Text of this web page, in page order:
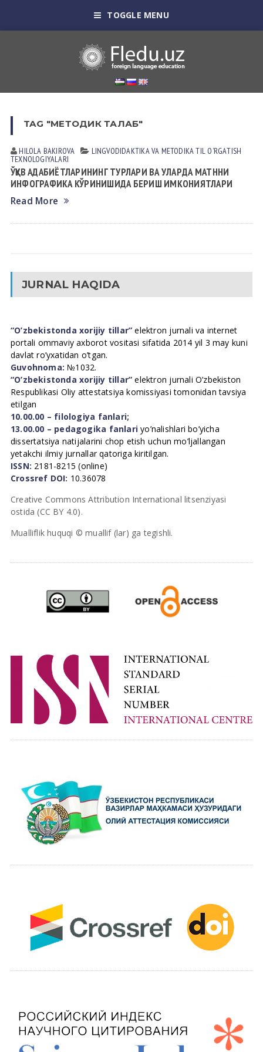
TOGGLE MENU
TAG "МЕТОДИК ТАЛАБ"
HILOLA BАKIROVА LINGVODIDАKTIKА VА METODIKАTIL OʼRGАTISH
TEXNOLOGIYALАRI
ЎҚУВ АДАБИЁТЛАРИНИНГ ТУРЛАРИ ВА УЛАРДА МАТННИ
ИНФОГРАФИКА КЎРИНИШИДА БЕРИШ ИМКОНИЯТЛАРИ
Read More
JURNAL HAQIDA
“O’zbekistonda xorijiy tillar” elektron jurnali va internet
portali ommaviy axborot vositasi sifatida 2014 yil 3 may kuni
davlat ro’yxatidan o’tgan.
Guvohnoma: №1032.
“O’zbekistonda xorijiy tillar” elektron jurnali O’zbekiston
Respublikasi Oliy attestatsiya komissiyasi tomonidan tavsiya
etilgan
10.00.00 – filologiya fanlari;
13.00.00 – pedagogika fanlari yo’nalishlari bo’yicha
dissertatsiya natijalarini chop etish uchun mo’ljallangan
yetakchi ilmiy jurnallar qatoriga kiritilgan.
ISSN: 2181-8215 (online)
Crossref DOI: 10.36078
Creative Commons Attribution International litsenziyasi
ostida (CC BY 4.0).
Mualliflik huquqi © muallif (lar) ga tegishli.